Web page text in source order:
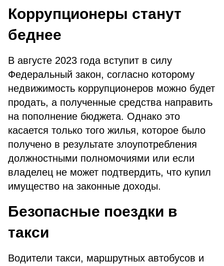
Коррупционеры станут
беднее
В августе 2023 года вступит в силу
Федеральный закон, согласно которому
недвижимость коррупционеров можно будет
продать, а полученные средства направить
на пополнение бюджета. Однако это
касается только того жилья, которое было
получено в результате злоупотребления
должностными полномочиями или если
владелец не может подтвердить, что купил
имущество на законные доходы.
Безопасные поездки в
такси
Водители такси, маршрутных автобусов и